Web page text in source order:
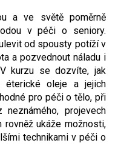
a ve světě poměrně
v péči o seniory.
od spousty potíží v
a pozvednout náladu i
kurzu se dozvíte, jak
éterické oleje a jejich
pro péči o tělo, při
projevech
ukáže možnosti,
technikami v péči o